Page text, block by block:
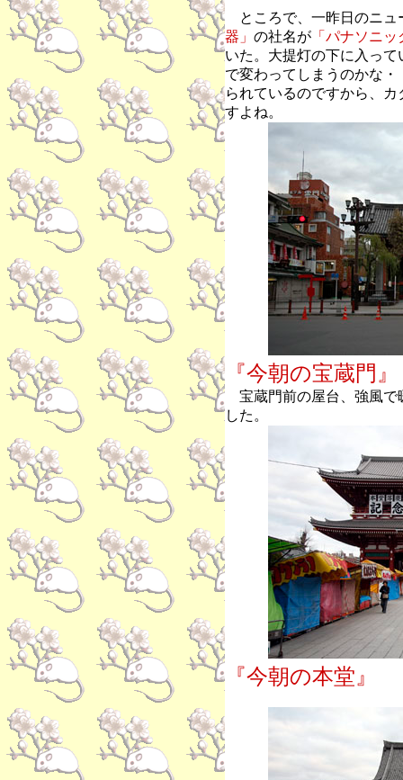
ところで、一昨日のニュ
器」 の社名が 「パナソニッ
いた。大提灯の下に入って
で変わってしまうのかな
られているのですから、
すよね。
『今朝の宝蔵門』
宝蔵門前の屋台、強風で
した。
『今朝の本堂』